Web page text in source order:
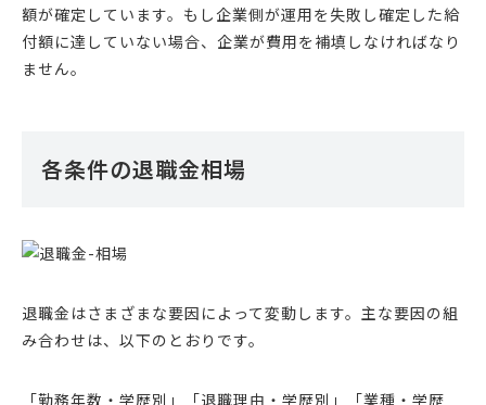
額が確定しています。もし企業側が運用を失敗し確定した給
付額に達していない場合、企業が費用を補填しなければなり
ません。
各条件の退職金相場
退職金はさまざまな要因によって変動します。主な要因の組
み合わせは、以下のとおりです。
「勤務年数・学歴別」「退職理由・学歴別」「業種・学歴